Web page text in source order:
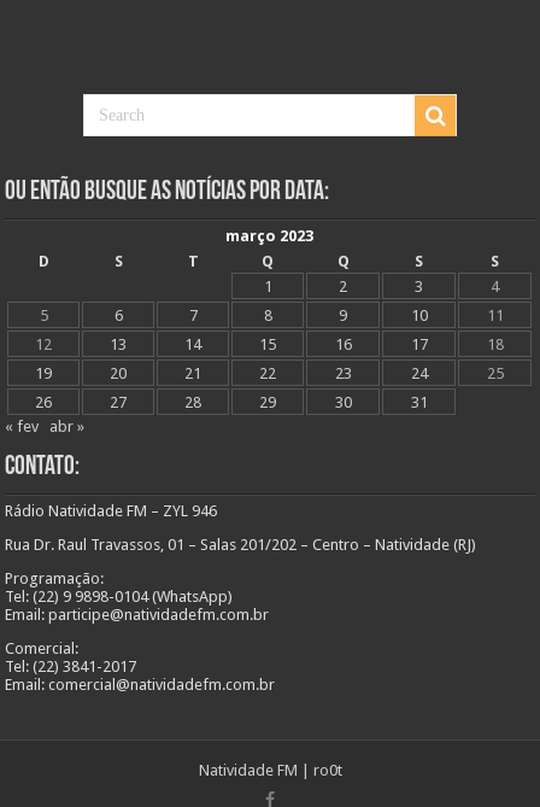
Ou Então Busque as Notícias Por Data:
março 2023
D
S T Q Q S
S
1
2 3
4
5
6 7 8 9 10
11
12
13 14 15 16 17
18
19
20 21 22 23 24
25
26
27 28 29 30
31
« fev
abr »
Contato:
Rádio Natividade FM – ZYL 946
Rua Dr. Raul Travassos, 01 – Salas 201/202 – Centro – Natividade (RJ)
Programação:
Tel: (22) 9 9898-0104 (WhatsApp)
Email: participe@natividadefm.com.br
Comercial:
Tel: (22) 3841-2017
Email: comercial@natividadefm.com.br
Natividade FM ro0t